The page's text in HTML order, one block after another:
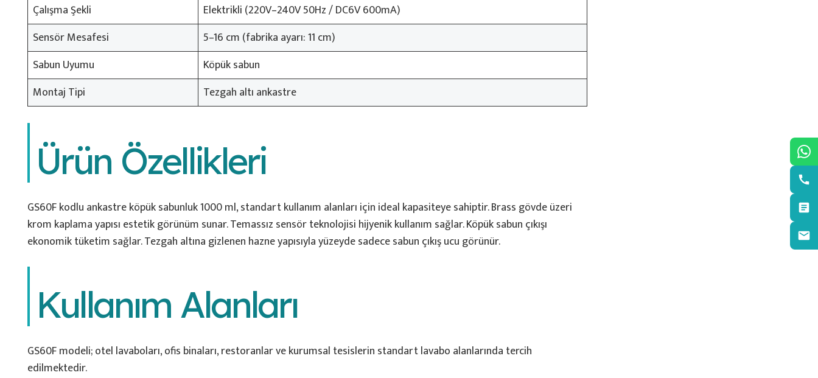
Çalışma Şekli
Elektrikli (220V–240V 50Hz / DC6V 600mA)
Sensör Mesafesi
5–16 cm (fabrika ayarı: 11 cm)
Sabun Uyumu
Köpük sabun
Montaj Tipi
Tezgah altı ankastre
Ürün Özellikleri
GS60F kodlu ankastre köpük sabunluk 1000 ml, standart kullanım alanları için ideal kapasiteye sahiptir. Brass gövde üzeri
krom kaplama yapısı estetik görünüm sunar. Temassız sensör teknolojisi hijyenik kullanım sağlar. Köpük sabun çıkışı
ekonomik tüketim sağlar. Tezgah altına gizlenen hazne yapısıyla yüzeyde sadece sabun çıkış ucu görünür.
Kullanım Alanları
GS60F modeli; otel lavaboları, ofis binaları, restoranlar ve kurumsal tesislerin standart lavabo alanlarında tercih
edilmektedir.